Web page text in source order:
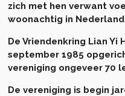
zich met hen verwant
woonachtig in
De Vriendenkring Lian Yi
september 1985
vereniging ongeveer 70
De vereniging is begin